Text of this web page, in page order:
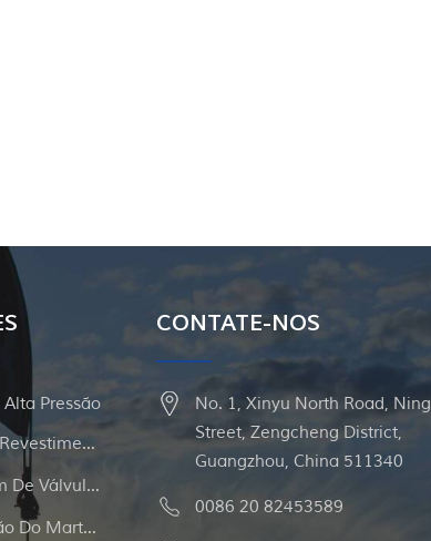
Pressão
Selo Do Cabide Do Revestimento E Da Tubulação
Selo De Embalagem De Válvula De Portão
WECO Selo Da União Do Martelo
CONTATE-NOS
No. 1, Xinyu North Road,
Street, Zengcheng District,
Guangzhou, China 511340
0086 20 82453589